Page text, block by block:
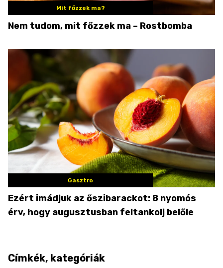
Mit főzzek ma?
Nem tudom, mit főzzek ma – Rostbomba
Gasztro
Ezért imádjuk az őszibarackot: 8 nyomós
érv, hogy augusztusban feltankolj belőle
Címkék, kategóriák